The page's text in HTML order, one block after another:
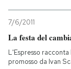
7/6/2011
La festa del
L'Espresso
promosso da Ivan